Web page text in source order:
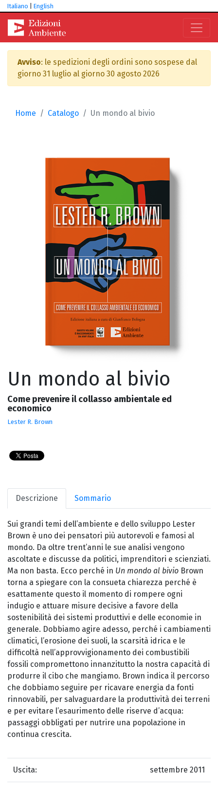
Italiano English
Avviso: le spedizioni degli ordini sono sospese dal
giorno 31 luglio al giorno 30 agosto 2026
Home Catalogo Un mondo al bivio
Un mondo al bivio
Come prevenire il collasso ambientale ed
economico
Lester R. Brown
Descrizione Sommario
Sui grandi temi dell’ambiente e dello sviluppo Lester
Brown è uno dei pensatori più autorevoli e famosi al
mondo. Da oltre trent’anni le sue analisi vengono
ascoltate e discusse da politici, imprenditori e scienziati.
Ma non basta. Ecco perché in Un mondo al bivio Brown
torna a spiegare con la consueta chiarezza perché è
esattamente questo il momento di rompere ogni
indugio e attuare misure decisive a favore della
sostenibilità dei sistemi produttivi e delle economie in
generale. Dobbiamo agire adesso, perché i cambiamenti
climatici, l’erosione dei suoli, la scarsità idrica e le
difficoltà nell’approvvigionamento dei combustibili
fossili compromettono innanzitutto la nostra capacità di
produrre il cibo che mangiamo. Brown indica il percorso
che dobbiamo seguire per ricavare energia da fonti
rinnovabili, per salvaguardare la produttività dei terreni
e per evitare l’esaurimento delle riserve d’acqua:
passaggi obbligati per nutrire una popolazione in
continua crescita.
Uscita: settembre 2011